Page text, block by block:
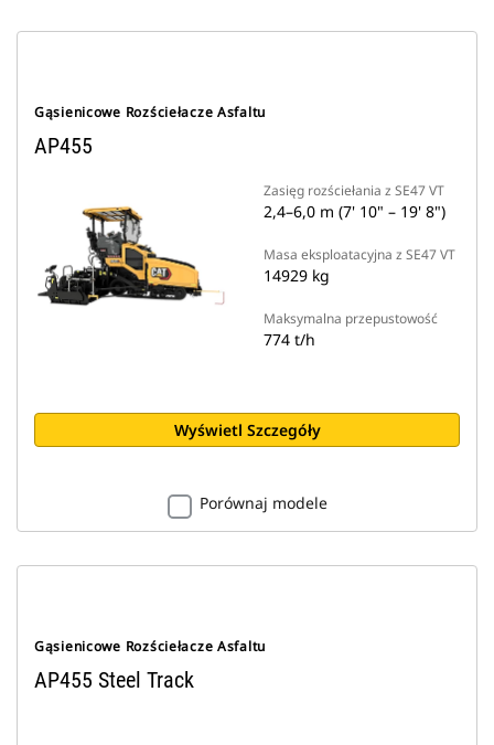
Gąsienicowe Rozściełacze Asfaltu
AP455
Zasięg rozściełania z SE47 VT
2,4–6,0 m (7' 10" – 19' 8")
Masa eksploatacyjna z SE47 VT
14929 kg
Maksymalna przepustowość
774 t/h
Wyświetl Szczegóły
Porównaj modele
Gąsienicowe Rozściełacze Asfaltu
AP455 Steel Track